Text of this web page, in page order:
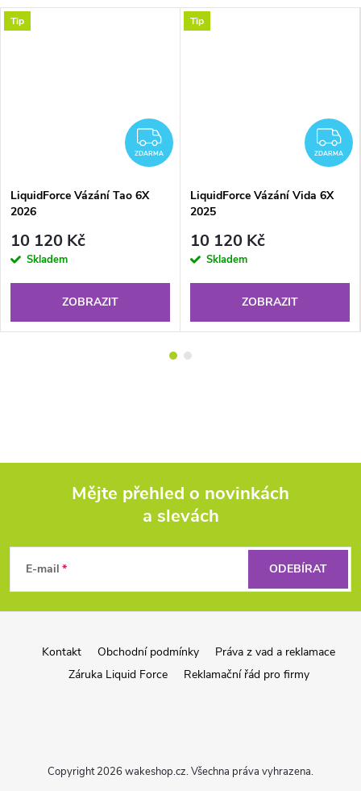
Tip
ZDARMA
ZDARMA
LiquidForce Vázání Tao 6X
2026
10 120 Kč
Skladem
ZOBRAZIT
Tip
ZDARMA
LiquidForce Vázání Vida 6X
2025
10 120 Kč
Skladem
ZOBRAZIT
p
Mějte přehled o novinkách
a slevách
E-mail ODEBÍRAT
Kontakt Obchodní podmínky
Práva z vad a reklamace
Záruka Liquid Force
Reklamační řád pro firmy
Copyright 2026 wakeshop.cz. Všechna práva vyhrazena.